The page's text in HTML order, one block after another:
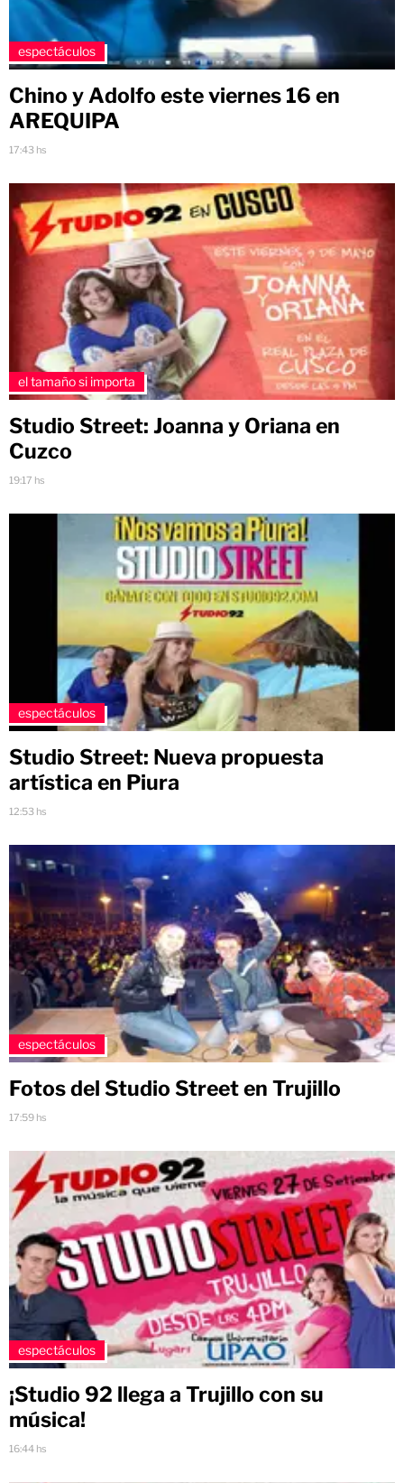
espectáculos
Chino y Adolfo este viernes 16 en
AREQUIPA
17:43 hs
el tamaño si importa
Studio Street: Joanna y Oriana en
Cuzco
19:17 hs
espectáculos
Studio Street: Nueva propuesta
artística en Piura
12:53 hs
espectáculos
Fotos del Studio Street en Trujillo
17:59 hs
espectáculos
¡Studio 92 llega a Trujillo con su
música!
16:44 hs